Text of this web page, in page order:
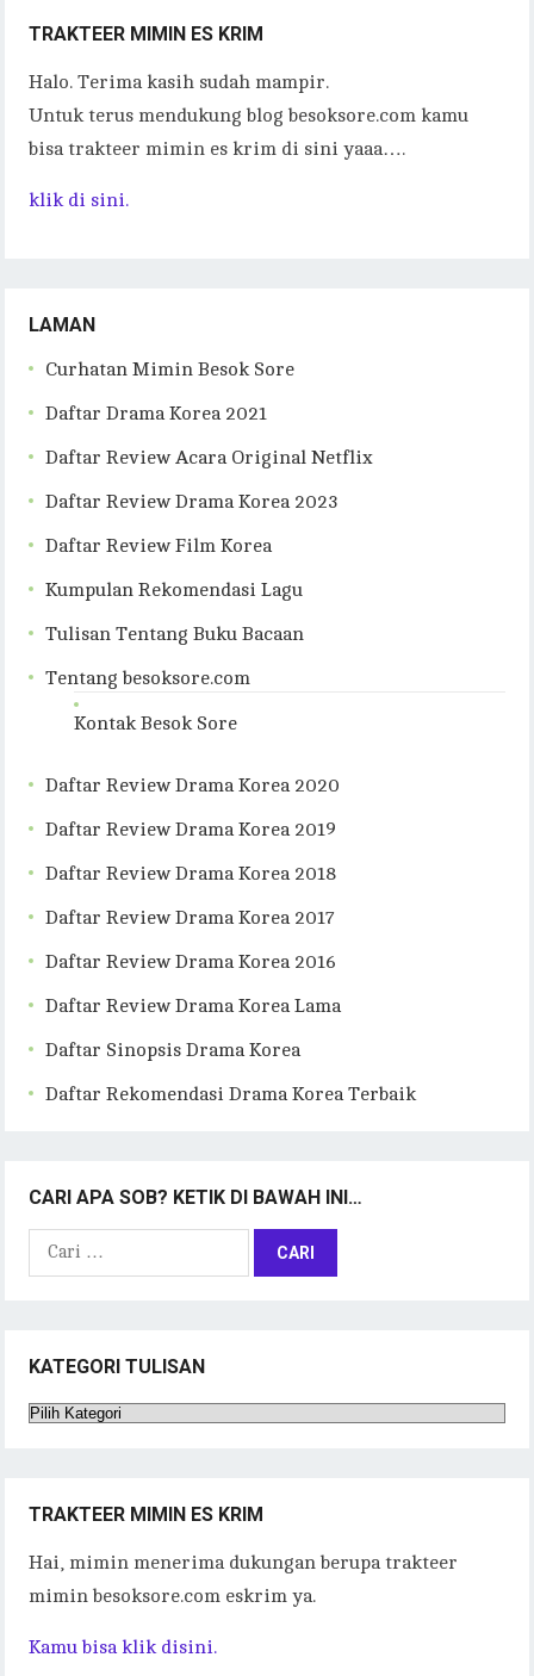
TRAKTEER MIMIN ES KRIM
Halo. Terima kasih sudah mampir.
Untuk terus mendukung blog besoksore.com kamu
bisa trakteer mimin es krim di sini yaaa….
klik di sini.
LAMAN
Curhatan Mimin Besok Sore
Daftar Drama Korea 2021
Daftar Review Acara Original Netflix
Daftar Review Drama Korea 2023
Daftar Review Film Korea
Kumpulan Rekomendasi Lagu
Tulisan Tentang Buku Bacaan
Tentang besoksore.com
Kontak Besok Sore
Daftar Review Drama Korea 2020
Daftar Review Drama Korea 2019
Daftar Review Drama Korea 2018
Daftar Review Drama Korea 2017
Daftar Review Drama Korea 2016
Daftar Review Drama Korea Lama
Daftar Sinopsis Drama Korea
Daftar Rekomendasi Drama Korea Terbaik
CARI APA SOB? KETIK DI BAWAH INI…
Cari
KATEGORI TULISAN
Kategori
TRAKTEER MIMIN ES KRIM
Hai, mimin menerima dukungan berupa trakteer
mimin besoksore.com eskrim ya.
Kamu bisa klik disini.